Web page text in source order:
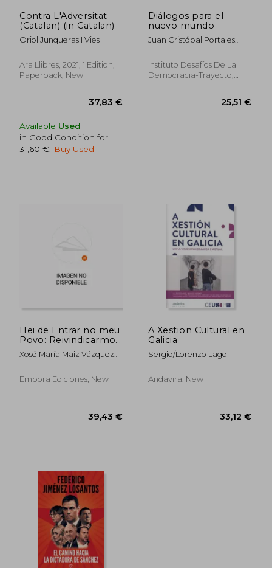
27,66 €
Contra L'Adversitat
(Catalan) (in Catalan)
Oriol Junqueras I Vies
Ara Llibres, 2021, 1 Edition,
Paperback, New
Available Used
in Good Condition for
31,60 €
Buy Used
Diálogos para el
nuevo mundo
Juan Cristóbal Portales
Instituto Desafíos De La
Democracia-Trayecto,
Hei de Entrar no meu
Povo: Reivindicarmos
Carvalho Calero
Xosé María Maiz Vázquez
Paz
Embora Ediciones, New
A Xestion Cultural en
Galicia
Sergio/Lorenzo Lago
Andavira, New